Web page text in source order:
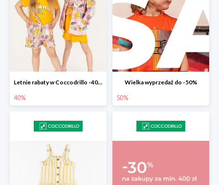
Letnie rabaty w Coccodrillo -40% na drugi produkt z nowości
40%
Wielka wyprzedaż do -50%
50%